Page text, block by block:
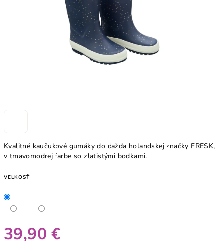
Kvalitné kaučukové gumáky do dažďa holandskej značky FRESK,
v tmavomodrej farbe so zlatistými bodkami.
VEĽKOSŤ
39,90 €